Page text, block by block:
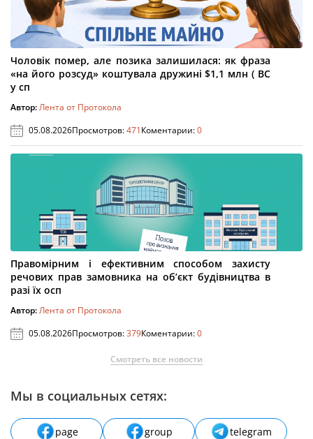
Чоловік помер, але позика залишилася: як фраза
«на його розсуд» коштувала дружині $1,1 млн ( ВС
у сп
Автор:Лента от Протокола
05.08.2026Просмотров:471Коментарии:0
Правомірним і ефективним способом захисту
речових прав замовника на об’єкт будівництва в
разі їх осп
Автор:Лента от Протокола
05.08.2026Просмотров:379Коментарии:0
Смотреть все новости
Мы в социальных сетях:
page group
telegram